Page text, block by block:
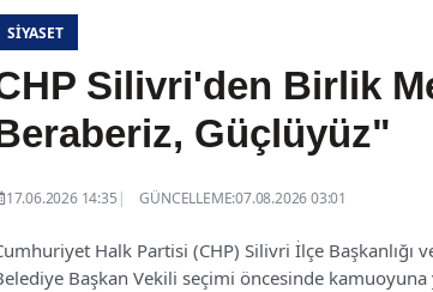
SIYASET
Silivri'den Birlik
Güçlüyüz"
17.06.2026 14:35 GÜNCELLEME:07.08.2026 03:01
Halk Partisi (CHP) Silivri İlçe Başkanlığı
Başkan Vekili seçimi öncesinde kamuoyuna